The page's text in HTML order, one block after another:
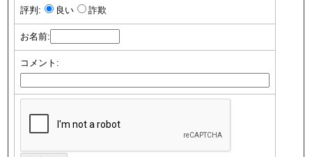
評判: 良い 詐欺
お名前:
コメント: